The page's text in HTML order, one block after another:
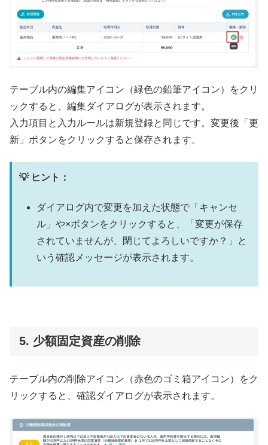
テーブル内の編集アイコン（緑色の鉛筆アイコン）をクリ
ックすると、編集ダイアログが表示されます。
入力項目と入力ルールは新規登録と同じです。変更後「更
新」ボタンをクリックすると保存されます。
💡 ヒント：
ダイアログ内で変更を加えた状態で「キャンセ
ル」や×ボタンをクリックすると、「変更が保存
されていませんが、閉じてよろしいですか？」と
いう確認メッセージが表示されます。
5. 少額固定資産の削除
テーブル内の削除アイコン（赤色のゴミ箱アイコン）をク
リックすると、確認ダイアログが表示されます。